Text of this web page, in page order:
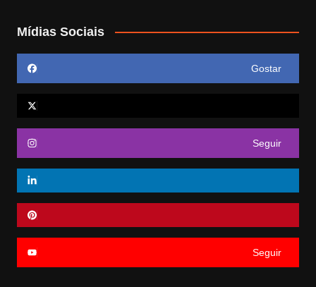
Mídias Sociais
Gostar
Seguir
Seguir